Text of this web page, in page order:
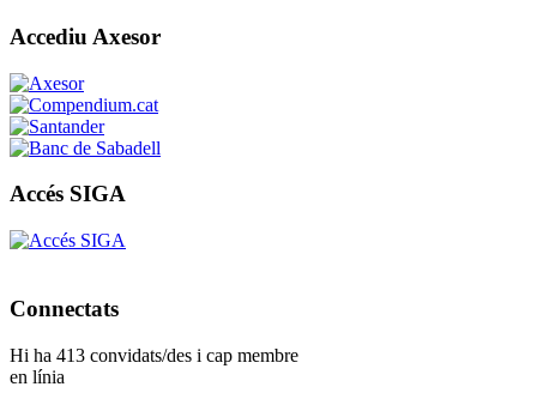
Accediu Axesor
Accés SIGA
Connectats
Hi ha 413 convidats/des i cap membre
en línia